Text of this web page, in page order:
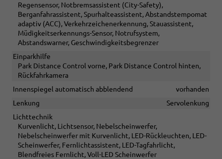
Regensensor, Notbremsassistent (City-Safety),
Berganfahrassistent, Spurhalteassistent, Abstandstempomat
adaptiv (ACC), Verkehrzeichenerkennung, Stauassistent,
Müdigkeitserkennungs-Sensor, Notrufsystem,
Abstandswarner, Geschwindigkeitsbegrenzer
Einparkhilfe
Park Distance Control vorne, Park Distance Control hinten,
Rückfahrkamera
Innenspiegel automatisch abblendend
vorhanden
Lenkung
Servolenkung
Lichttechnik
Kurvenlicht, Lichtsensor, Nebelscheinwerfer,
Nebelscheinwerfer mit Kurvenlicht, LED-Rückleuchten, LED-
Scheinwerfer, Fernlichtassistent, LED-Tagfahrlicht,
Blendfreies Fernlicht, Voll-LED Scheinwerfer